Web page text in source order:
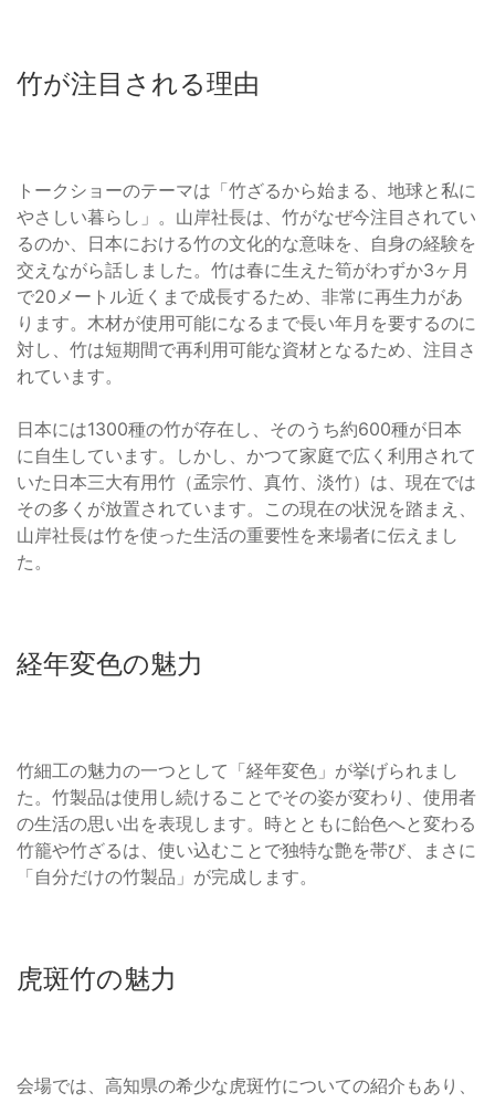
竹が注目される理由
トークショーのテーマは「竹ざるから始まる、地球と私に
やさしい暮らし」。山岸社長は、竹がなぜ今注目されてい
るのか、日本における竹の文化的な意味を、自身の経験を
交えながら話しました。竹は春に生えた筍がわずか3ヶ月
で20メートル近くまで成長するため、非常に再生力があ
ります。木材が使用可能になるまで長い年月を要するのに
対し、竹は短期間で再利用可能な資材となるため、注目さ
れています。
日本には1300種の竹が存在し、そのうち約600種が日本
に自生しています。しかし、かつて家庭で広く利用されて
いた日本三大有用竹（孟宗竹、真竹、淡竹）は、現在では
その多くが放置されています。この現在の状況を踏まえ、
山岸社長は竹を使った生活の重要性を来場者に伝えまし
た。
経年変色の魅力
竹細工の魅力の一つとして「経年変色」が挙げられまし
た。竹製品は使用し続けることでその姿が変わり、使用者
の生活の思い出を表現します。時とともに飴色へと変わる
竹籠や竹ざるは、使い込むことで独特な艶を帯び、まさに
「自分だけの竹製品」が完成します。
虎斑竹の魅力
会場では、高知県の希少な虎斑竹についての紹介もあり、